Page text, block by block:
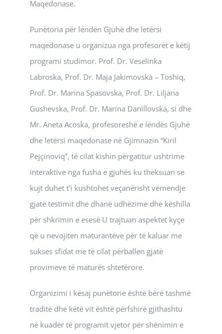
Maqedonase.
Punëtoria për lëndën Gjuhë dhe letërsi
maqedonase u organizua nga profesorët e këtij
programi studimor. Prof. Dr. Veselinka
Labroska, Prof. Dr. Maja Jakimovska – Toshiq,
Prof. Dr. Marina Spasovska, Prof. Dr. Liljana
Gushevska, Prof. Dr. Marina Danillovska, si dhe
Mr. Aneta Acoska, profesoreshë e lëndës Gjuhë
dhe letërsi maqedonase në Gjimnazin “Kiril
Pejçinoviq”, të cilat kishin përgatitur ushtrime
interaktive nga fusha e gjuhës ku theksuan se
kujt duhet t’i kushtohet veçanërisht vëmendje
gjatë testimit dhe dhanë udhëzime dhe këshilla
për shkrimin e esesë U trajtuan aspektet kyçe
që u nevojiten maturantëve për të kaluar me
sukses sfidat me të cilat përballen gjatë
provimeve të maturës shtetërore.
Organizimi i kësaj punëtorie është bërë tashmë
traditë dhe këtë vit është përfshirë gjithashtu
në kuadër të programit vjetor për shënimin e